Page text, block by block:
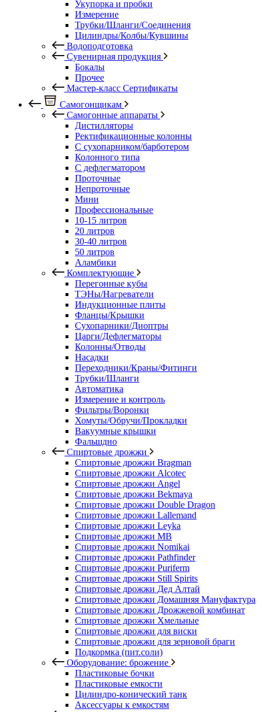
Укупорка и пробки
Измерение
Трубки/Шланги/Соединения
Цилиндры/Колбы/Кувшины
Водоподготовка
Сувенирная продукция
Бокалы
Прочее
Мастер-класс Сертификаты
Самогонщикам
Самогонные аппараты
Дистилляторы
Ректификационные колонны
С сухопарником/барботером
Колонного типа
С дефлегматором
Проточные
Непроточные
Мини
Профессиональные
10-15 литров
20 литров
30-40 литров
50 литров
Аламбики
Комплектующие
Перегонные кубы
ТЭНы/Нагреватели
Индукционные плиты
Фланцы/Крышки
Сухопарники/Диоптры
Царги/Дефлегматоры
Колонны/Отводы
Насадки
Переходники/Краны/Фитинги
Трубки/Шланги
Автоматика
Измерение и контроль
Фильтры/Воронки
Хомуты/Обручи/Прокладки
Вакуумные крышки
Фальшдно
Спиртовые дрожжи
Спиртовые дрожжи Bragman
Спиртовые дрожжи Alcotec
Спиртовые дрожжи Angel
Спиртовые дрожжи Bekmaya
Спиртовые дрожжи Double Dragon
Спиртовые дрожжи Lallemand
Спиртовые дрожжи Leyka
Спиртовые дрожжи MB
Спиртовые дрожжи Nomikai
Спиртовые дрожжи Pathfinder
Спиртовые дрожжи Puriferm
Спиртовые дрожжи Still Spirits
Спиртовые дрожжи Дед Алтай
Спиртовые дрожжи Домашняя Мануфактура
Спиртовые дрожжи Дрожжевой комбинат
Спиртовые дрожжи Хмельные
Спиртовые дрожжи для виски
Спиртовые дрожжи для зерновой браги
Подкормка (пит.соли)
Оборудование: брожение
Пластиковые бочки
Пластиковые емкости
Цилиндро-конический танк
Аксессуары к емкостям